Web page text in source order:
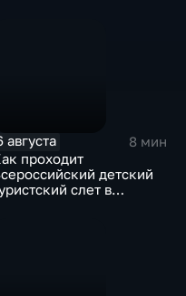
августа
8 мин
проходит
детский
слет в